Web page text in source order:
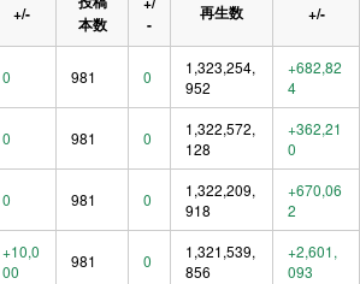
+/-
本数
-
再生数 +/-
0 981 0
1,323,254,
952
+682,82
4
0 981 0
1,322,572,
128
+362,21
0
0 981 0
1,322,209,
918
+670,06
2
+10,0
00
981 0
1,321,539,
856
+2,601,
093